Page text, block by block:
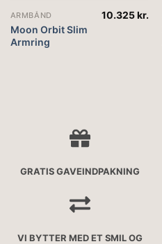
ARMBÅND
Moon Orbit Slim
Armring
10.325kr.
GRATIS GAVEINDPAKNING
VI BYTTER MED ET SMIL OG